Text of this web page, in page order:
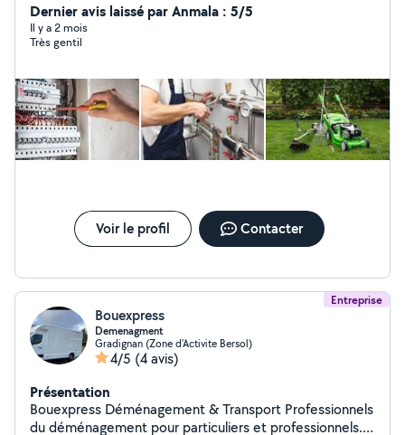
également électricien de métier. Bien cordialement aux
plaisirs de faire des choses pour vous
Dernier avis laissé par Anmala : 5/5
Il y a 2 mois
Très gentil
Voir le profil Contacter
Entreprise
Bouexpress
Demenagment
Gradignan (Zone d'Activite Bersol)
4/5 (4 avis)
Présentation
Bouexpress Déménagement & Transport Professionnels
du déménagement pour particuliers et professionnels.